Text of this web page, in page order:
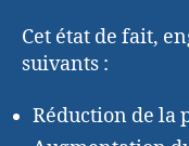
Cet état de fait,
suivants :
Réduction de la